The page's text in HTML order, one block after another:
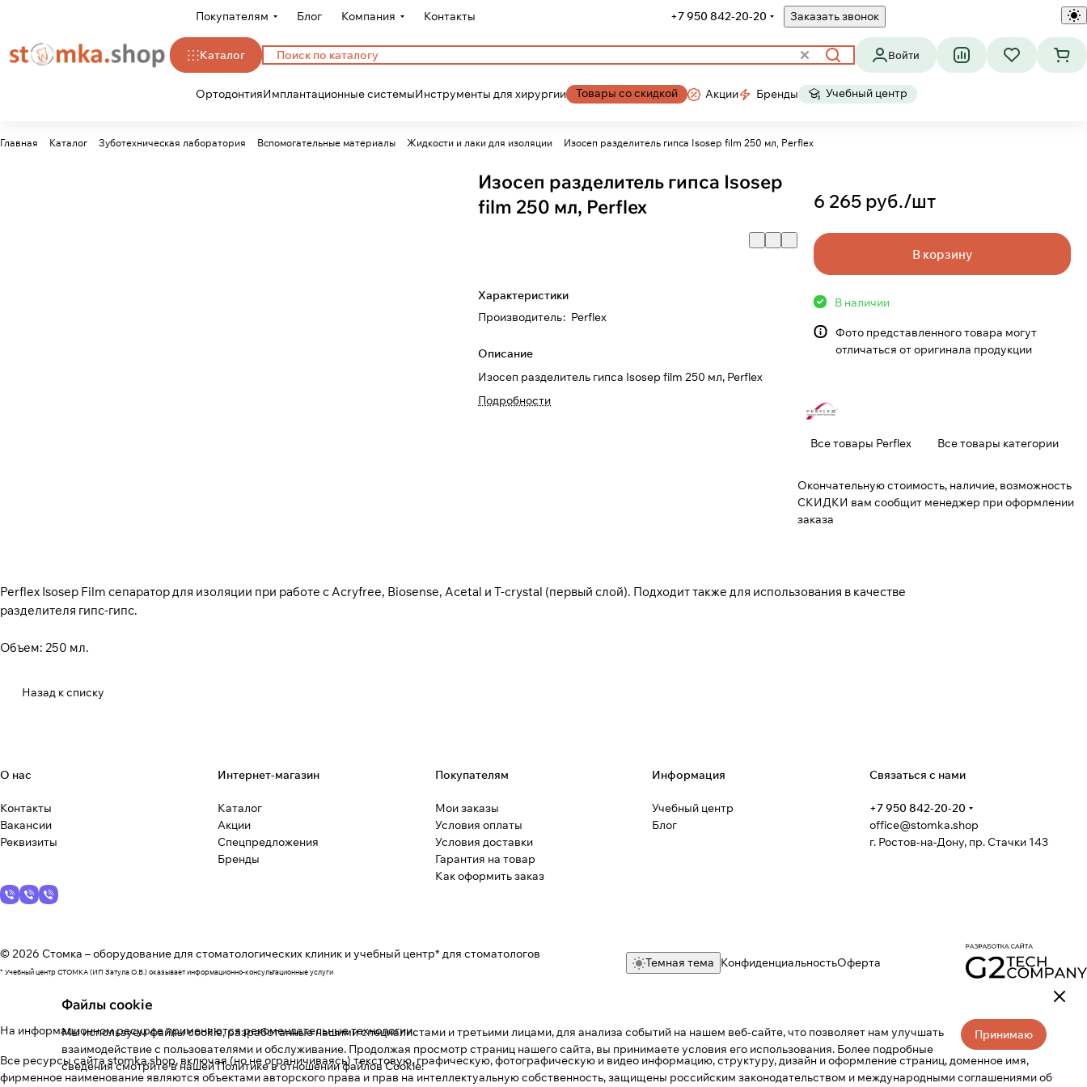
Покупателям Блог Компания Контакты +7 950 842-20-20 Заказать звонок
Каталог Войти
ОртодонтияИмплантационные системыИнструменты для хирургии Товары со скидкой Акции Бренды Учебный центр
Главная Каталог Зуботехническая лаборатория Вспомогательные материалы Жидкости и лаки для изоляции Изосеп разделитель гипса Isosep film 250 мл, Perflex
Изосеп разделитель гипса Isosep
film 250 мл, Perflex
Характеристики
Производитель: Perflex
Описание
Изосеп разделитель гипса Isosep film 250 мл, Perflex
Подробности
6 265 руб./шт
В корзину
В наличии
Фото представленного товара могут
отличаться от оригинала продукции
Все товары Perflex Все товары категории
Окончательную стоимость, наличие, возможность
СКИДКИ вам сообщит менеджер при оформлении
заказа
Perflex Isosep Film сепаратор для изоляции при работе с Acryfree, Biosense, Acetal и T-crystal (первый слой). Подходит также для использования в качестве
разделителя гипс-гипс.
Объем: 250 мл.
Назад к списку
О нас
Контакты
Вакансии
Реквизиты
Интернет-магазин
Каталог
Акции
Спецпредложения
Бренды
Покупателям
Мои заказы
Условия оплаты
Условия доставки
Гарантия на товар
Как оформить заказ
Информация
Учебный центр
Блог
Связаться с нами
+7 950 842-20-20
office@stomka.shop
г. Ростов-на-Дону, пр. Стачки 143
© 2026 Стомка – оборудование для стоматологических клиник и учебный центр* для стоматологов
* Учебный центр СТОМКА (ИП Затула О.В.) оказывает информационно-консультационные услуги
Темная тема КонфиденциальностьОферта
На информационном ресурсе применяютсярекомендательные технологии.
Все ресурсы сайта stomka.shop, включая (но не ограничиваясь) текстовую, графическую, фотографическую и видео информацию, структуру, дизайн и оформление страниц, доменное имя,
фирменное наименование являются объектами авторского права и прав на интеллектуальную собственность, защищены российским законодательством и международными соглашениями об
Файлы cookie
Мы используем файлы cookie, разработанные нашими специалистами и третьими лицами, для анализа событий на нашем веб-сайте, что позволяет нам улучшать
взаимодействие с пользователями и обслуживание. Продолжая просмотр страниц нашего сайта, вы принимаете условия его использования. Более подробные
сведения смотрите в нашейПолитике в отношении файлов Cookie.
Принимаю